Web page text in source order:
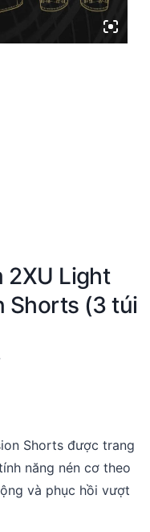
2XU Light
Shorts (3 túi
Shorts được trang
năng nén cơ theo
và phục hồi vượt